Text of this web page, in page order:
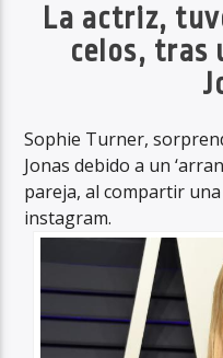
Haahil FM
La actriz,
celos, tras
Sophie Turner,
Jonas debido a un
pareja, al compartir
instagram.